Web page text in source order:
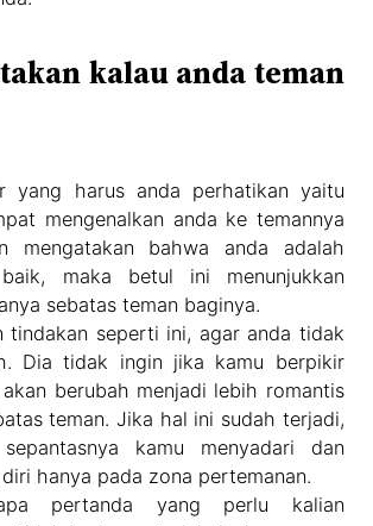
kalau anda teman
yang harus anda perhatikan yaitu
mengenalkan anda ke temannya
mengatakan bahwa anda adalah
maka betul ini menunjukkan
sebatas teman baginya.
tindakan seperti ini, agar anda tidak
Dia tidak ingin jika kamu berpikir
berubah menjadi lebih romantis
teman. Jika hal ini sudah terjadi,
kamu menyadari dan
hanya pada zona pertemanan.
pertanda yang perlu kalian